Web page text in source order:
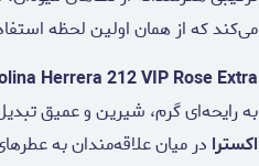
می‌کند که از همان اولین لحظه
Herrera 212 VIP Rose Extra
به رایحه‌ای گرم، شیرین و عمیق
اکسترا در میان علاقه‌مندان به